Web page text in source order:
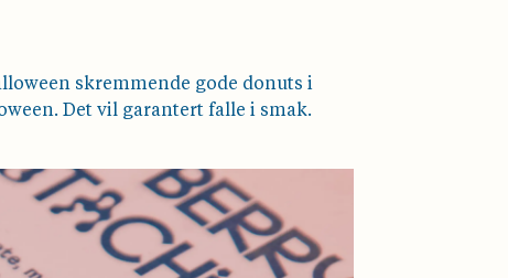
skremmende gode donuts i
Det vil garantert falle i smak.